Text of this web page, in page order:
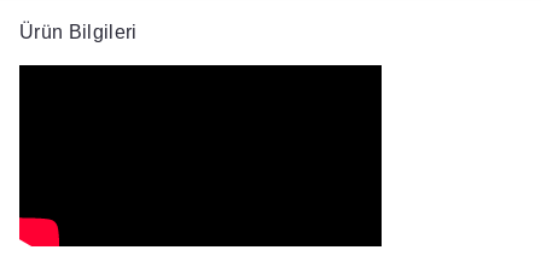
Ürün Bilgileri